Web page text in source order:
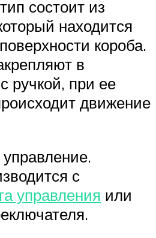
состоит из
находится
короба.
в
ручкой, при ее
движение
с
управления или